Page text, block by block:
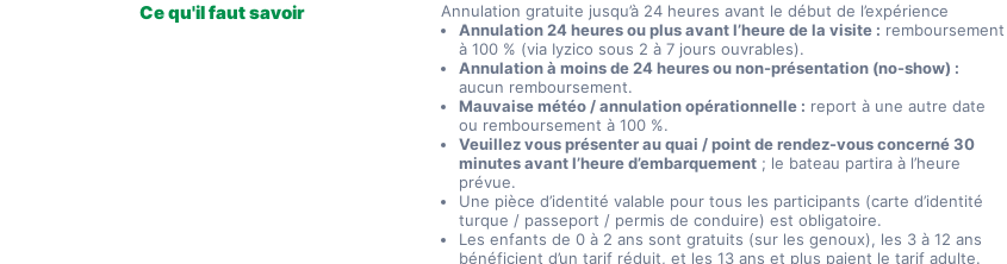
Ce qu'il faut savoir
Annulation gratuite jusqu’à 24 heures avant le début de l’expérience
Annulation 24 heures ou plus avant l’heure de la visite : remboursement
à 100 % (via Iyzico sous 2 à 7 jours ouvrables).
Annulation à moins de 24 heures ou non-présentation (no-show) :
aucun remboursement.
Mauvaise météo / annulation opérationnelle : report à une autre date
ou remboursement à 100 %.
Veuillez vous présenter au quai / point de rendez-vous concerné 30
minutes avant l’heure d’embarquement ; le bateau partira à l’heure
prévue.
Une pièce d’identité valable pour tous les participants (carte d’identité
turque / passeport / permis de conduire) est obligatoire.
Les enfants de 0 à 2 ans sont gratuits (sur les genoux), les 3 à 12 ans
bénéficient d’un tarif réduit, et les 13 ans et plus paient le tarif adulte.